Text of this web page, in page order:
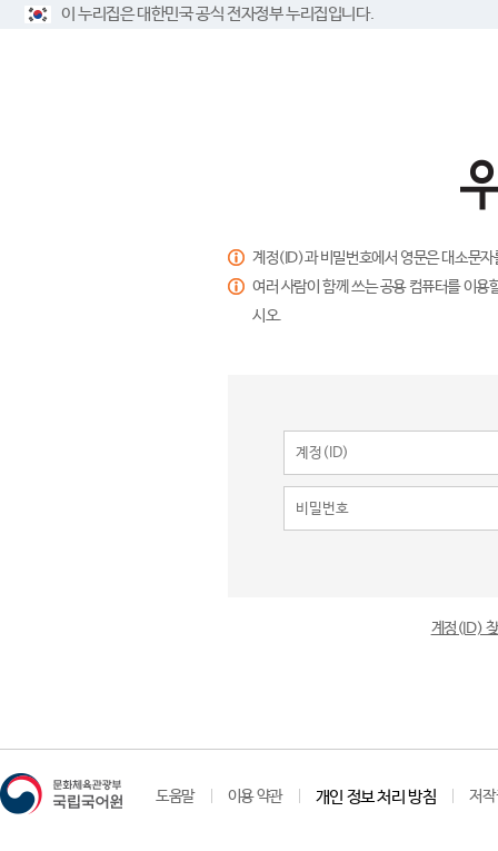
이 누리집은 대한민국 공식 전자정부 누리집입니다.
계정(ID)과 비밀번호에서 영문은 대소문
여러 사람이 함께 쓰는 공용 컴퓨터를 이
시오.
계정(ID)
도움말 이용 약관 개인 정보 처리 방침 저